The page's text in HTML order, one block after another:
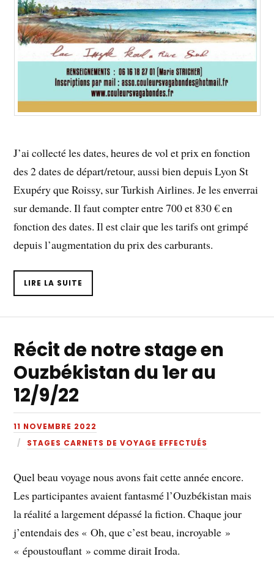
J’ai collecté les dates, heures de vol et prix en fonction
des 2 dates de départ/retour, aussi bien depuis Lyon St
Exupéry que Roissy, sur Turkish Airlines. Je les enverrai
sur demande. Il faut compter entre 700 et 830 € en
fonction des dates. Il est clair que les tarifs ont grimpé
depuis l’augmentation du prix des carburants.
LIRE LA SUITE
Récit de notre stage en
Ouzbékistan du 1er au
12/9/22
11 NOVEMBRE 2022
STAGES CARNETS DE VOYAGE EFFECTUÉS
Quel beau voyage nous avons fait cette année encore.
Les participantes avaient fantasmé l’Ouzbékistan mais
la réalité a largement dépassé la fiction. Chaque jour
j’entendais des « Oh, que c’est beau, incroyable »
« époustouflant » comme dirait Iroda.